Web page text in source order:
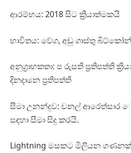
ආරම්භය: 2018 සිට ක්‍රියාත්මකයි
භාවිතය: වේග, අඩු ගාස්තු
අනුග්‍රාහකතා: ප රුසති ප්‍රතිපත්ති
දිනදානෙ ප‍්‍රතිපත්ති
සීමා උනන්දුව: චනල් ආරෙත්සාර
සඳහා සීමා සිදු කරයි.
Lightning මසකට මිලියන